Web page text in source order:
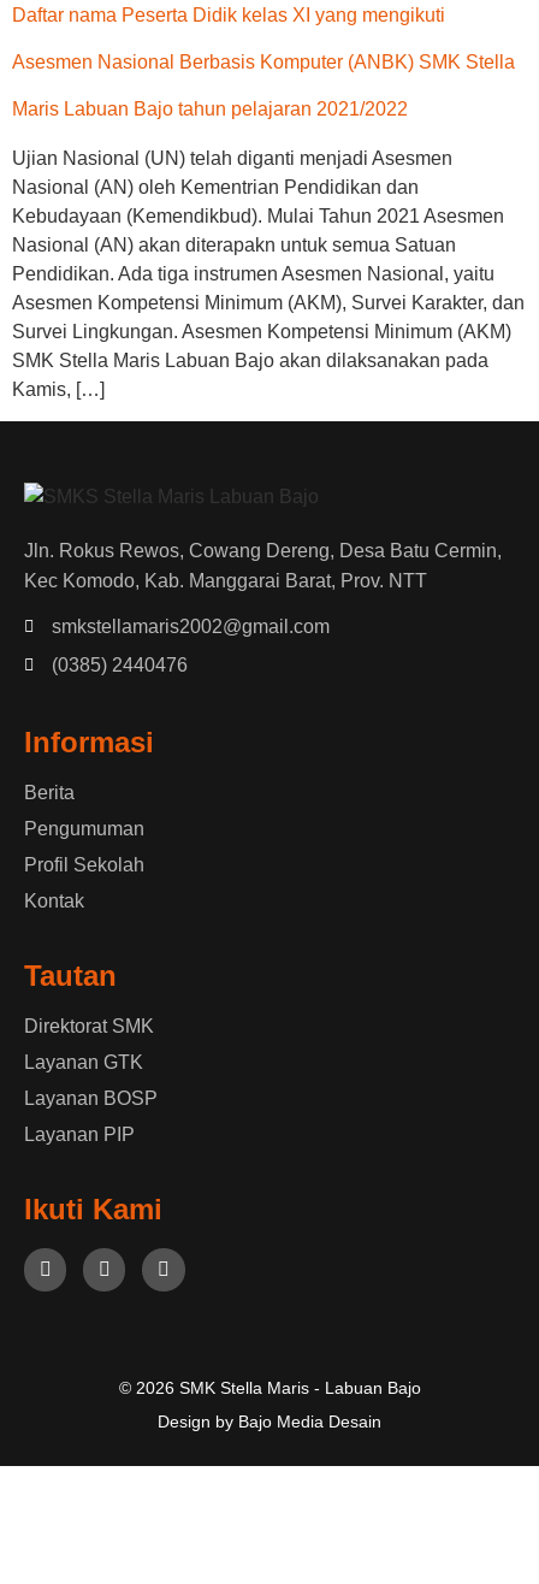
Daftar nama Peserta Didik kelas XI yang mengikuti
Asesmen Nasional Berbasis Komputer (ANBK) SMK Stella
Maris Labuan Bajo tahun pelajaran 2021/2022
Ujian Nasional (UN) telah diganti menjadi Asesmen
Nasional (AN) oleh Kementrian Pendidikan dan
Kebudayaan (Kemendikbud). Mulai Tahun 2021 Asesmen
Nasional (AN) akan diterapakn untuk semua Satuan
Pendidikan. Ada tiga instrumen Asesmen Nasional, yaitu
Asesmen Kompetensi Minimum (AKM), Survei Karakter, dan
Survei Lingkungan. Asesmen Kompetensi Minimum (AKM)
SMK Stella Maris Labuan Bajo akan dilaksanakan pada
Kamis, […]
Jln. Rokus Rewos, Cowang Dereng, Desa Batu Cermin,
Kec Komodo, Kab. Manggarai Barat, Prov. NTT
smkstellamaris2002@gmail.com
(0385) 2440476
Informasi
Berita
Pengumuman
Profil Sekolah
Kontak
Tautan
Direktorat SMK
Layanan GTK
Layanan BOSP
Layanan PIP
Ikuti Kami
© 2026 SMK Stella Maris - Labuan Bajo
Design by Bajo Media Desain